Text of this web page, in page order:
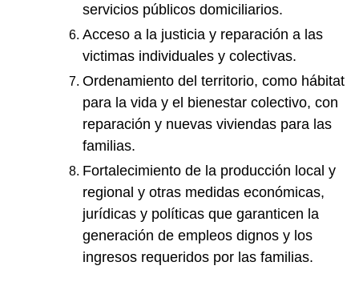
servicios públicos domiciliarios.
Acceso a la justicia y reparación a las
victimas individuales y colectivas.
Ordenamiento del territorio, como hábitat
para la vida y el bienestar colectivo, con
reparación y nuevas viviendas para las
familias.
Fortalecimiento de la producción local y
regional y otras medidas económicas,
jurídicas y políticas que garanticen la
generación de empleos dignos y los
ingresos requeridos por las familias.